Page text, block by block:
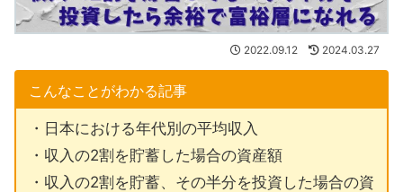
2022.09.12 2024.03.27
こんなことがわかる記事
・日本における年代別の平均収入
・収入の2割を貯蓄した場合の資産額
・収入の2割を貯蓄、その半分を投資した場合の資